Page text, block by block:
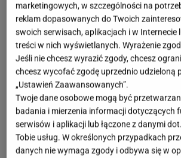
marketingowych, w szczególności na
reklam dopasowanych do Twoich
swoich serwisach, aplikacjach i w Internecie
treści w nich wyświetlanych. Wyrażenie
Jeśli nie chcesz wyrazić zgody, chcesz
chcesz wycofać zgodę uprzednio udzieloną
„Ustawień Zaawansowanych”.
Twoje dane osobowe mogą być
badania i mierzenia informacji dotyczących
serwisów i aplikacji lub łączone z danymi
Tobie usług. W określonych przypadkach
danych nie wymaga zgody i odbywa się w